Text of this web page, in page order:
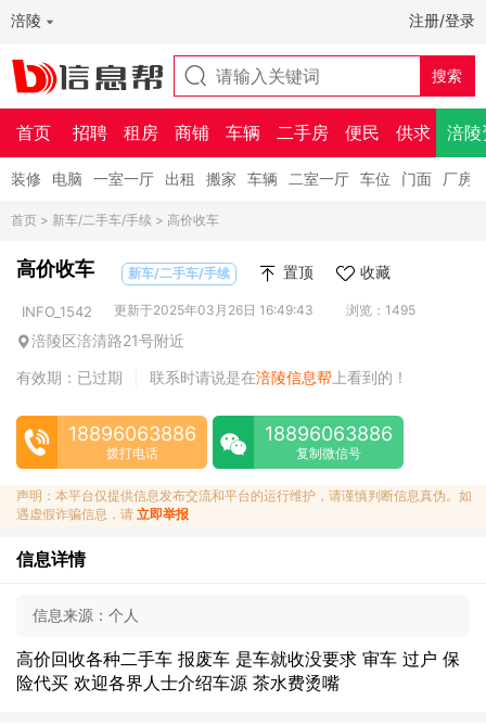
涪陵 注册/登录
首页 招聘 租房 商铺 车辆 二手房 便民 供求 涪陵
装修 电脑 一室一厅 出租 搬家 车辆 二室一厅 车位 门面 厂房
首页 > 新车/二手车/手续 > 高价收车
高价收车 新车/二手车/手续 置顶 收藏
INFO_1542 更新于2025年03月26日 16:49:43 浏览：1495
涪陵区涪清路21号附近
有效期：已过期
联系时请说是在涪陵信息帮 上看到的！
18896063886
拨打电话
18896063886
复制微信号
声明：本平台仅提供信息发布交流和平台的运行维护，请谨慎判断信息真伪。如
遇虚假诈骗信息，请 立即举报
信息详情
信息来源： 个人
高价回收各种二手车 报废车 是车就收没要求 审车 过户 保
险代买 欢迎各界人士介绍车源 茶水费烫嘴